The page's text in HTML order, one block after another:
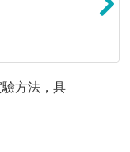
力和
通
方法，具